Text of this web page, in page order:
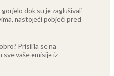
dok su je zaglušivali
nastojeći pobjeći pred
Prisilila se na
sve vaše emisije iz